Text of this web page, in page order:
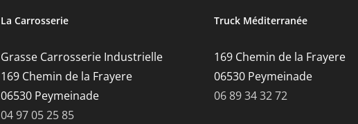
La Carrosserie
Grasse Carrosserie Industrielle
169 Chemin de la Frayere
06530 Peymeinade
04 97 05 25 85
Truck Méditerranée
169 Chemin de la Frayere
06530 Peymeinade
06 89 34 32 72